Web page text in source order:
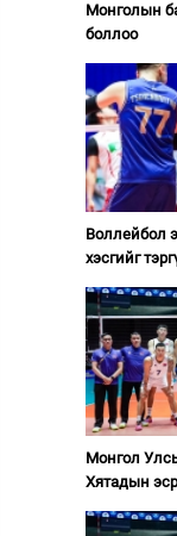
Монголын
боллоо
Воллейбол
хэсгийг
Монгол
Хятадын